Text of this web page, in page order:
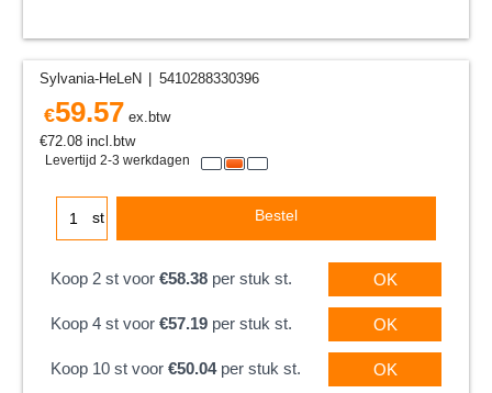
Sylvania-HeLeN 5410288330396
€59.57 ex.btw
€72.08 incl.btw
Levertijd 2-3 werkdagen
st Bestel
Koop 2 st voor €58.38 per stuk st. OK
Koop 4 st voor €57.19 per stuk st. OK
Koop 10 st voor €50.04per stuk st. OK